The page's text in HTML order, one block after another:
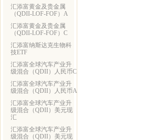
汇添富黄金及贵金属
（QDII-LOF-FOF）A
汇添富黄金及贵金属
（QDII-LOF-FOF）C
汇添富纳斯达克生物科
技ETF
汇添富全球汽车产业升
级混合（QDII）人民币C
汇添富全球汽车产业升
级混合（QDII）人民币A
汇添富全球汽车产业升
级混合（QDII）美元现
汇
汇添富全球汽车产业升
级混合（QDII）美元现